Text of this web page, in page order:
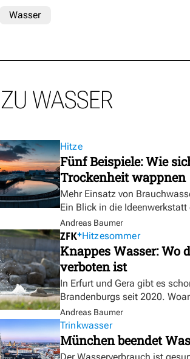
Wasser
WASSER
Hitze
Fünf Beispiele: Wie
Trockenheit wappnen
Mehr Einsatz von
Ein Blick in die
Andreas Baumer
Hitzesommer
Knappes Wasser: Wo
verboten ist
In Erfurt und Gera gibt es
Brandenburgs seit 2020.
Andreas Baumer
Trinkwasser
München beendet